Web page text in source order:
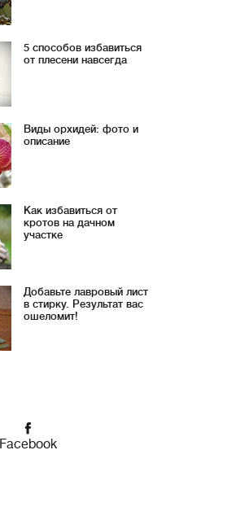
5 способов избавиться
от плесени навсегда
Виды орхидей: фото и
описание
Как избавиться от
кротов на дачном
участке
Добавьте лавровый лист
в стирку. Результат вас
ошеломит!
Facebook